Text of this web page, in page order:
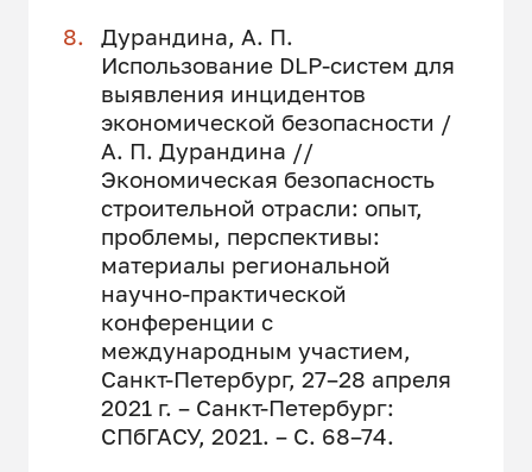
Дурандина, А. П.
Использование DLP-систем для
выявления инцидентов
экономической безопасности /
А. П. Дурандина //
Экономическая безопасность
строительной отрасли: опыт,
проблемы, перспективы:
материалы региональной
научно-практической
конференции с
международным участием,
Санкт-Петербург, 27–28 апреля
2021 г. – Санкт-Петербург:
СПбГАСУ, 2021. – С. 68–74.